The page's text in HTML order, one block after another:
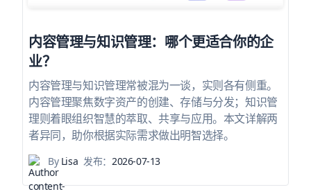
内容管理与知识管理：哪个更适合你的企
业？
内容管理与知识管理常被混为一谈，实则各有侧重。
内容管理聚焦数字资产的创建、存储与分发；知识管
理则着眼组织智慧的萃取、共享与应用。本文详解两
者异同，助你根据实际需求做出明智选择。
ByLisa 发布：2026-07-13